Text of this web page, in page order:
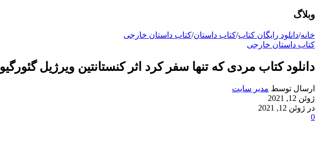
وبلاگ
خانه/دانلود رایگان کتاب/کتاب داستان/کتاب داستان خارجی
کتاب داستان خارجی
دانلود کتاب مردی که تنها سفر کرد اثر کنستانتین ویرژیل گئورگیو
ارسال توسط مدیر سایت
ژوئن 12, 2021
در ژوئن 12, 2021
0